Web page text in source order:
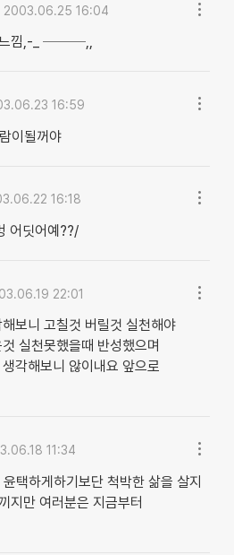
2003.06.25 16:04
느낌,-_ ───,,
16:59
이될꺼야
16:18
어딧어예??/
22:01
보니 고칠것 버릴것 실천해야
실천못했을때 반성했으며
각해보니 않이내요 앞으로
11:34
택하게하기보단 척박한 삶을 살지
지만 여러분은 지금부터